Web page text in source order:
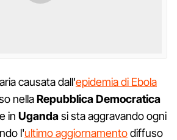
causata dall'epidemia di Ebola
nellaRepubblica Democratica
e in Ugandasi sta aggravando ogni
l'ultimo aggiornamentodiffuso